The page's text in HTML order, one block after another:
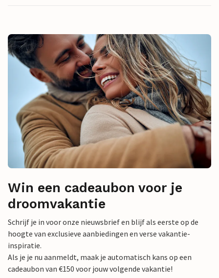
Win een cadeaubon voor je
droomvakantie
Schrijf je in voor onze nieuwsbrief en blijf als eerste op de
hoogte van exclusieve aanbiedingen en verse vakantie-
inspiratie.
Als je je nu aanmeldt, maak je automatisch kans op een
cadeaubon van €150 voor jouw volgende vakantie!